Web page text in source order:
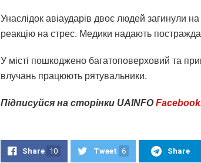
Унаслідок авіаударів двоє людей загинули на
реакцію на стрес. Медики надають
У місті пошкоджено багатоповерховий та
влучань працюють рятувальники.
Підписуйся на сторінки UAINFOFacebook
Share 10 Tweet 6 Share